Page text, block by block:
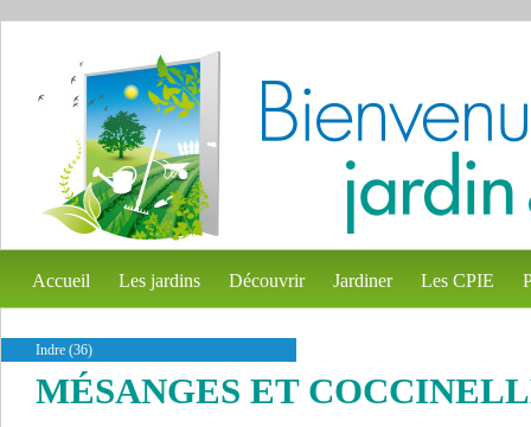
Accueil Les jardins Découvrir Jardiner Les CPIE
Indre (36)
MÉSANGES ET